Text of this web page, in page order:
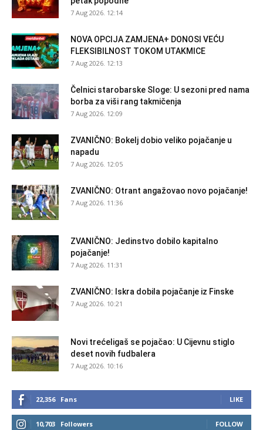
7 Aug 2026. 12:14
NOVA OPCIJA ZAMJENA+ DONOSI VEĆU
FLEKSIBILNOST TOKOM UTAKMICE
7 Aug 2026. 12:13
Čelnici starobarske Sloge: U sezoni pred nama
borba za viši rang takmičenja
7 Aug 2026. 12:09
ZVANIČNO: Bokelj dobio veliko pojačanje u
napadu
7 Aug 2026. 12:05
ZVANIČNO: Otrant angažovao novo pojačanje!
7 Aug 2026. 11:36
ZVANIČNO: Jedinstvo dobilo kapitalno
pojačanje!
7 Aug 2026. 11:31
ZVANIČNO: Iskra dobila pojačanje iz Finske
7 Aug 2026. 10:21
Novi trećeligaš se pojačao: U Cijevnu stiglo
deset novih fudbalera
7 Aug 2026. 10:16
22,356 Fans LIKE
10,703 Followers FOLLOW